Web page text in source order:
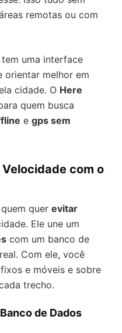
remotas ou com
uma interface
orientar melhor em
cidade. O Here
quem busca
e gps sem
com o
quer evitar
Ele une um
com um banco de
Com ele, você
e móveis e sobre
trecho.
de Dados